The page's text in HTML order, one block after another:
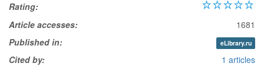
Rating:
Article accesses:
1681
Published in:
eLibrary.ru
Cited by: 1 articles